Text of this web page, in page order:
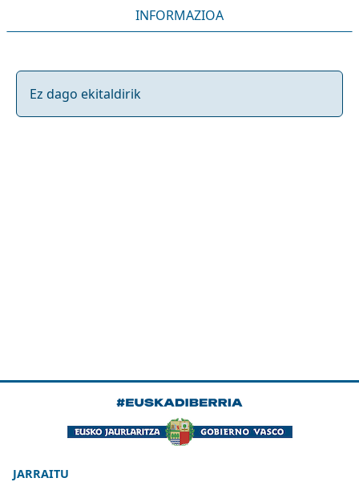
INFORMAZIOA
Ez dago ekitaldirik
JARRAITU